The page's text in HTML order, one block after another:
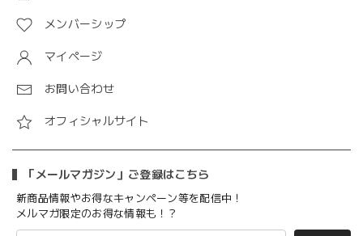
メンバーシップ
マイページ
お問い合わせ
オフィシャルサイト
「メールマガジン」ご登録はこちら
新商品情報やお得なキャンペーン等を配信中！
メルマガ限定のお得な情報も！？